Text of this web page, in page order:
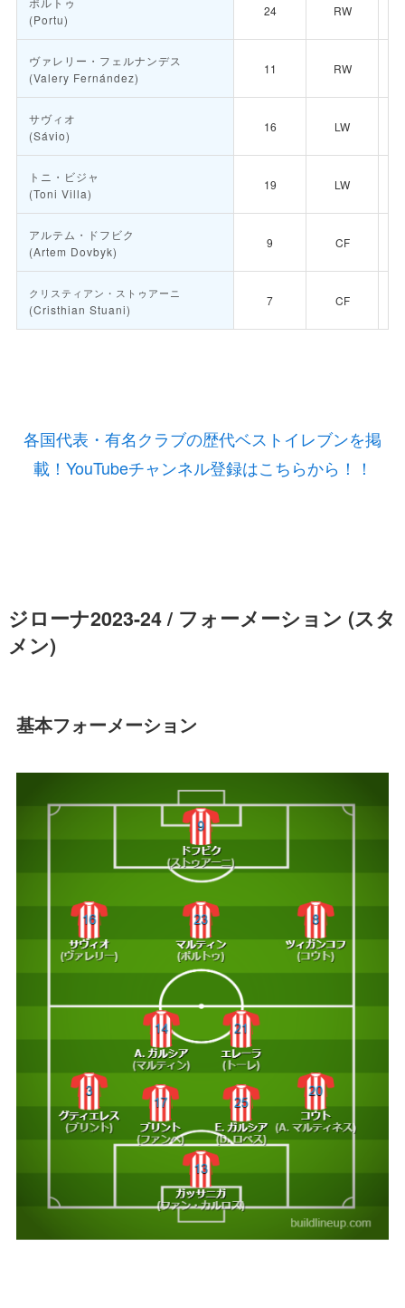
(Portu)
24 RW
ヴァレリー・フェルナンデス
(Valery Fernández)
11 RW
サヴィオ
(Sávio)
16 LW
トニ・ビジャ
(Toni Villa)
19 LW
アルテム・ドフビク
(Artem Dovbyk)
9 CF
クリスティアン・ストゥアーニ
(Cristhian Stuani)
7 CF
各国代表・有名クラブの歴代ベストイレブンを掲
載！YouTubeチャンネル登録はこちらから！！
ジローナ2023-24 / フォーメーション (スタ
メン)
基本フォーメーション